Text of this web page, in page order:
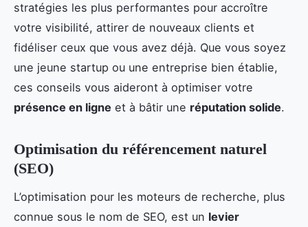
stratégies les plus performantes pour accroître
votre visibilité, attirer de nouveaux clients et
fidéliser ceux que vous avez déjà. Que vous soyez
une jeune startup ou une entreprise bien établie,
ces conseils vous aideront à optimiser votre
présence en ligne et à bâtir une réputation solide.
Optimisation du référencement naturel
(SEO)
L’optimisation pour les moteurs de recherche, plus
connue sous le nom de SEO, est un levier